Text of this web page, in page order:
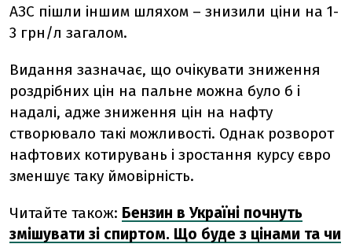
АЗС пішли іншим шляхом – знизили ціни на 1-
3 грн/л загалом.
Видання зазначає, що очікувати зниження
роздрібних цін на пальне можна було б і
надалі, адже зниження цін на нафту
створювало такі можливості. Однак розворот
нафтових котирувань і зростання курсу євро
зменшує таку ймовірність.
Читайте також: Бензин в Україні почнуть
змішувати зі спиртом. Що буде з цінами та чи